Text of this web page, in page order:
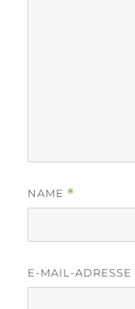
NAME *
E-MAIL-ADRESSE